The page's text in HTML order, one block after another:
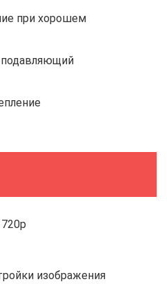
при хорошем
изображения